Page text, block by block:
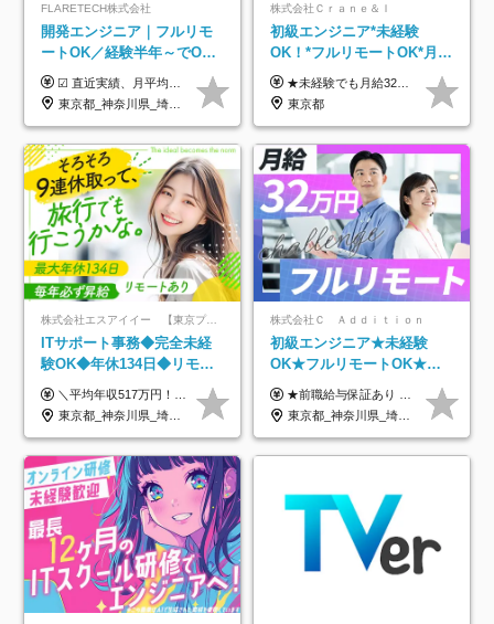
FLARETECH株式会社
開発エンジニア｜フルリモ
ートOK／経験半年～でOK
／実質還元率80～90%／前
給保証／AI系など最先端案
件多数
☑︎ 直近実績、月平均17,000円の昇給 ☑︎ 前職給与100%保証 ☑︎ 実質還元率80～90% ☑︎ 待機時も給与は満額支給 月給35万円～70万円＋交通費など各種手当 ※想定年収：4,200,000円～10,560,000円 ※経験・能力等を考慮の上で決定します。 ※上記金額には、みなし残業手当（50時間分・104,000円～212,000円）を含みます。超過分は別途追加支給します。 ┗残業時間は月平均10時間、多い時でも20時間程度と安定しております ★単価連動型の給与体系ではないため、万が一待機になってもその間の給与は満額支給しています。 ＜1年間の昇給事例をご紹介！＞ ・20代/フロントエンドエンジニア：月給274,000円→月給362,000円（＋88,000円/月） ・20代/iOSエンジニア：月給237,000円→月給287,000円（＋50,000円/月） ・20代/Androidエンジニア：月給316,000円→月給374,000円（＋58,000円/月） ・30代/Javaエンジニア（上流）：月給340,000円→月給418,000円（＋78,000円/月） ・30代/PMO：月給340,000円→月給418,000円（＋78,000円/月）
東京都_神奈川県_埼玉県_千葉県_大阪府_愛知県_北海道_青森県_岩手県_宮城県_秋田県_山形県_福島県_茨城県_栃木県_群馬県_新潟県_山梨県_長野県_富山県_石川県_福井県_静岡県_岐阜県_三重県_兵庫県_京都府_滋賀県_奈良県_和歌山県_広島県_岡山県_鳥取県_島根県_山口県_徳島県_香川県_愛媛県_高知県_福岡県_熊本県_佐賀県_長崎県_大分県_宮崎県_鹿児島県_沖縄県
株式会社Ｃｒａｎｅ＆Ｉ
初級エンジニア*未経験
OK！*フルリモートOK*月給
32万～*残業月9.8h*1ヶ月の
研修*資格取得率100％
★未経験でも月給32万円スタート★ 月収32万円～35万円＋各種手当（資格手当だけで毎月15万の上乗せ実績あり！） ★資格手当豊富！1資格につき最大3万円支給 ★功績手当の導入で、毎月のお給与に上乗せで最大10万円支給している社員も！ ★1回の昇級で年収数十万UPも可 ★ゆくゆくは年収1000万以上も目指せる 年俸384万円～1,162万8,000円（12分割） ※経験・スキルを考慮の上決定します ※上記金額には固定残業代（月30h分・60,800円～66,500円）を含みます ※超過分は別途全額支給します ※試用期間2ヶ月間あり（その他待遇に差異はありません）
東京都
株式会社エスアイイー 【東京プロマーケット上場】
ITサポート事務◆完全未経
験OK◆年休134日◆リモー
トOK◆残業月7h以下◆賞与
年3回◆5年目まで必ず昇給
＼平均年収517万円！入社5年目まで毎年必ず昇給／ ■賞与年3回 ■年収800万円以上も可 ■入社3年以上の平均年収469.2万円 月給23万2000円以上＋賞与年3回＋各種手当 ☆入社5年目まで最大1万5000円の定期昇給を確約 ┃各種手当充実 ・規定の資格を取得すれば、2000円～5万円を毎月支給（2万4000円～60万円／年） ・研修中に取得した取得率95％の資格でも研修後の給料UP ※月給は年齢・経験・能力を考慮して、優遇いたします ※上記月給金額は固定残業代（20時間/3万1300円円以上）を含み、超過分は別途支給いたします ※試用期間（6ヶ月）は月給に変動はありますが、その他待遇に差異はありません ├入社後1ヶ月～3ヶ月間は、月給20万1900円となります └上記金額は固定残業代（10時間／1万6000円）を含み、超過分は別途支給いたします
東京都_神奈川県_埼玉県_千葉県_大阪府_愛知県_北海道_青森県_岩手県_宮城県_秋田県_山形県_福島県_茨城県_栃木県_群馬県_新潟県_山梨県_長野県_富山県_石川県_福井県_静岡県_岐阜県_三重県_兵庫県_京都府_滋賀県_奈良県_和歌山県_広島県_岡山県_鳥取県_島根県_山口県_徳島県_香川県_愛媛県_高知県_福岡県_熊本県_佐賀県_長崎県_大分県_宮崎県_鹿児島県_沖縄県
株式会社Ｃ Ａｄｄｉｔｉｏｎ
初級エンジニア★未経験
OK★フルリモートOK★月
給32万円～★残業月10h＆
年休120日以上★副業可
★前職給与保証あり ★月給32万円以上＋インセンティブあり 月給32万円以上＋インセンティブ＋各種手当 ※上記には固定残業代（月30時間・44,400円～）を含みます ※超過分は別途支給します ※試用期間はございません ★＼成果＝あなたの収入／★ 【1】案件単価ー8万円＝あなたの給与 参画したプロジェクトの案件単価から 一律8万円引いた金額があなたの給与です！ （月給例） ■1人称での構築・小規模な詳細設計 案件単価55万円ー8万円＝月給47万円（還元率85.5%） ■大型案件の設計・構築やプロジェクト管理 案件単価90万円ー8万円＝月給82万円（還元率91.1%） ‥‥‥‥‥‥‥‥‥‥‥‥‥‥‥‥‥‥ 【2】月給の他にも豊富なインセンティブあり 全員が月3～13万円のインセンティブをゲットしています！ ≪インセンティブ制度≫ 稼働している現場で増員・交代が発生し、 当社の人員を配属が決定した際に支給。 ◇C Addition正社員が参画 ：実粗利の10%／毎月 ◇協力会社所属の社員が参画：実粗利の30%／毎月 ≪リファラル制度≫ あなたの知り合いが当社のメンバーになった際に、 毎月1人あたり2万円支給します◎ ‥‥‥‥‥‥‥‥‥‥‥‥‥‥‥‥‥‥
東京都_神奈川県_埼玉県_千葉県_大阪府_愛知県_北海道_青森県_岩手県_宮城県_秋田県_山形県_福島県_茨城県_栃木県_群馬県_新潟県_山梨県_長野県_富山県_石川県_福井県_静岡県_岐阜県_三重県_兵庫県_京都府_滋賀県_奈良県_和歌山県_広島県_岡山県_鳥取県_島根県_山口県_徳島県_香川県_愛媛県_高知県_福岡県_熊本県_佐賀県_長崎県_大分県_宮崎県_鹿児島県_沖縄県